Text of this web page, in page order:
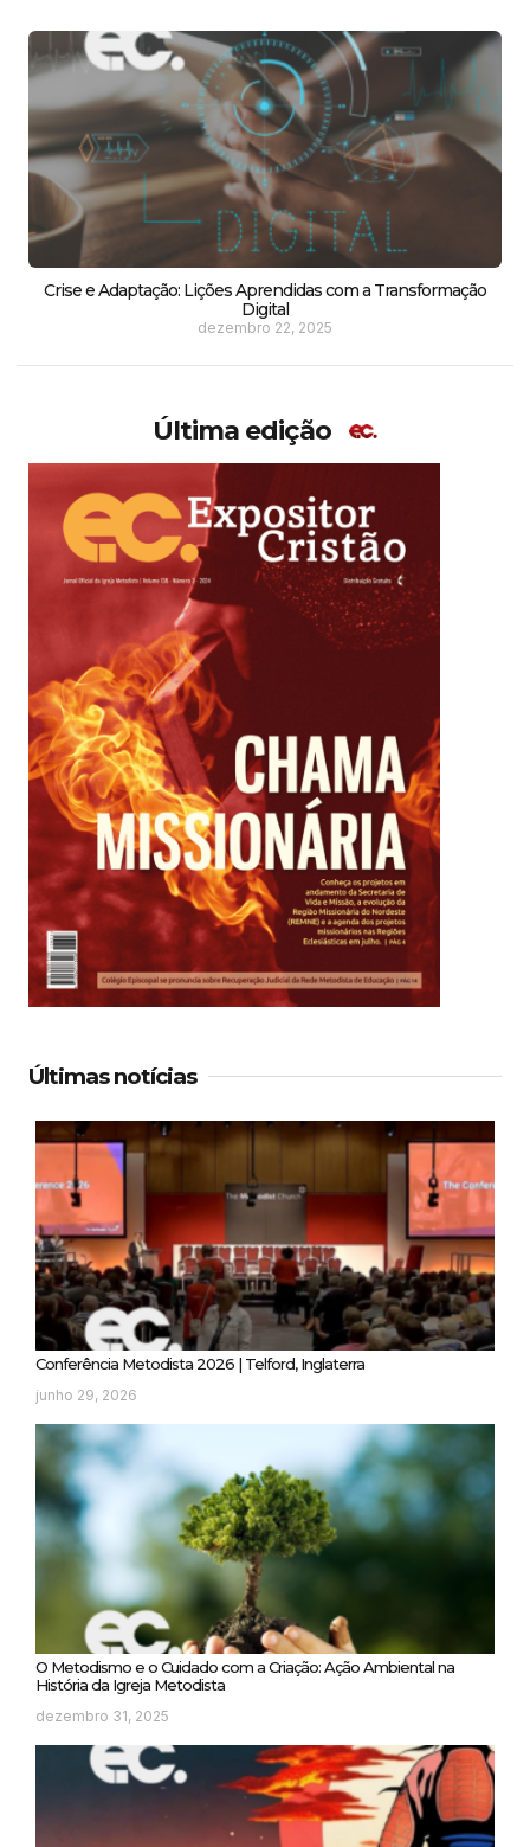
Crise e Adaptação: Lições Aprendidas com a Transformação
Digital
dezembro 22, 2025
Última edição
Últimas notícias
Conferência Metodista 2026 | Telford, Inglaterra
junho 29, 2026
O Metodismo e o Cuidado com a Criação: Ação Ambiental na
História da Igreja Metodista
dezembro 31, 2025